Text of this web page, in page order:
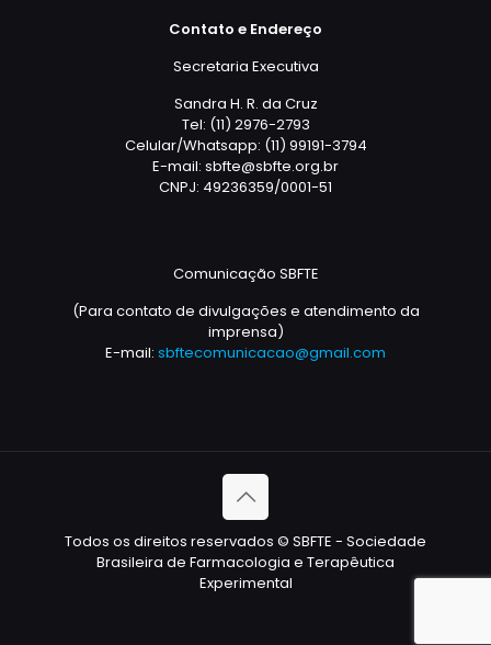
Contato e Endereço
Secretaria Executiva
Sandra H. R. da Cruz
Tel: (11) 2976-2793
Celular/Whatsapp: (11) 99191-3794
E-mail: sbfte@sbfte.org.br
CNPJ: 49236359/0001-51
Comunicação SBFTE
(Para contato de divulgações e atendimento da
imprensa)
E-mail: sbftecomunicacao@gmail.com
Todos os direitos reservados © SBFTE - Sociedade
Brasileira de Farmacologia e Terapêutica
Experimental